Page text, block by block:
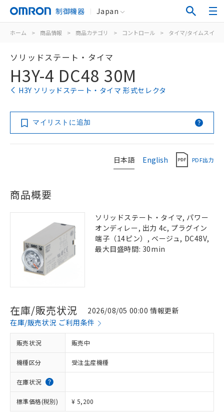
制御機器 Japan
ホーム > 商品情報 > 商品カテゴリ > コントロール > タイマ/タイムスイッ
ソリッドステート・タイマ
H3Y-4 DC48 30M
H3Y ソリッドステート・タイマ 形式セレクタ
マイリストに追加
日本語 English PDF出力
商品概要
ソリッドステート・タイマ, パワー
オンディレー, 出力 4c, プラグイン
端子（14ピン）, ベージュ, DC48V,
最大目盛時間: 30min
在庫/販売状況
2026/08/05 00:00 情報更新
在庫/販売状況 ご利用条件
販売状況 販売中
機種区分 受注生産機種
在庫状況
標準価格(税別) ¥ 5,200